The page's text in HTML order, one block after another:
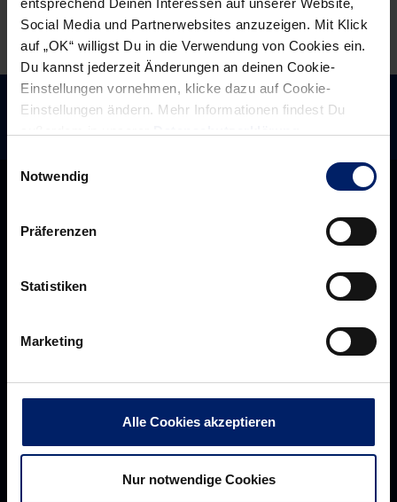
entsprechend Deinen Interessen auf unserer Website,
Social Media und Partnerwebsites anzuzeigen. Mit Klick
auf „OK“ willigst Du in die Verwendung von Cookies ein.
Du kannst jederzeit Änderungen an deinen Cookie-
Einstellungen vornehmen, klicke dazu auf Cookie-
Einstellungen ändern. Mehr Informationen findest Du
Notwendig
Präferenzen
Statistiken
Marketing
Alle Cookies akzeptieren
Nur notwendige Cookies
Rhein-Neckar Löwen GmbH